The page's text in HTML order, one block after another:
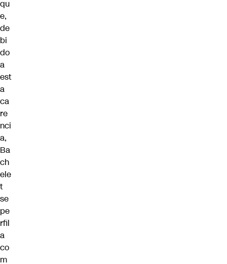
qu
e,
de
bi
do
a
est
a
ca
re
nci
a,
Ba
ch
ele
t
se
pe
rfil
a
co
m